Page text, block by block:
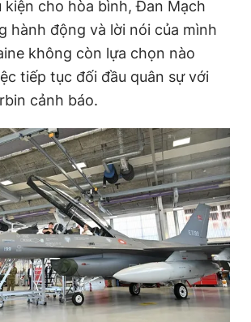
kiện cho hòa bình, Đan Mạch
hành động và lời nói của mình
không còn lựa chọn nào
tiếp tục đối đầu quân sự với
cảnh báo.